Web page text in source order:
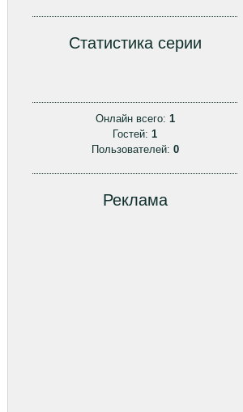
Статистика серии
Онлайн всего: 1
Гостей:1
Пользователей: 0
Реклама